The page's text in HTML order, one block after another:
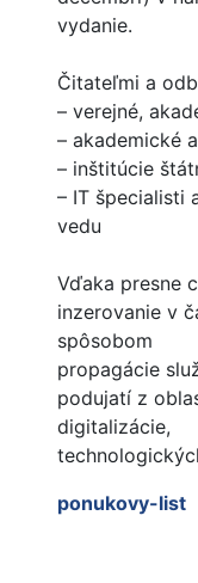
vydanie.
Čitateľmi a
– verejné,
– akademické
– inštitúcie
– IT špecialisti
vedu
Vďaka presne
inzerovanie v
spôsobom
propagácie
podujatí z
digitalizácie,
ponukovy-list